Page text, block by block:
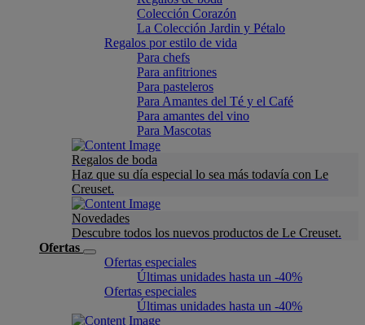
Colección Corazón
La Colección Jardin y Pétalo
Regalos por estilo de vida
Para chefs
Para anfitriones
Para pasteleros
Para Amantes del Té y el Café
Para amantes del vino
Para Mascotas
Regalos de boda
Haz que su día especial lo sea más todavía con Le
Creuset.
Novedades
Descubre todos los nuevos productos de Le Creuset.
Ofertas
Ofertas especiales
Últimas unidades hasta un -40%
Ofertas especiales
Últimas unidades hasta un -40%